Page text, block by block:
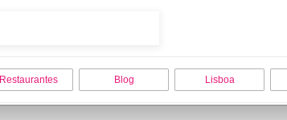
Restaurantes Blog Lisboa